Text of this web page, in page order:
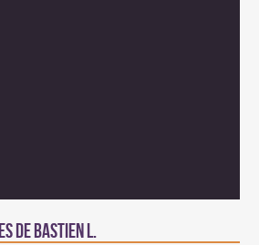
de Bastien L.